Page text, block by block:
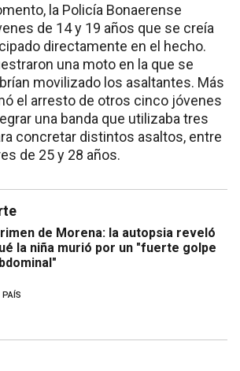
la Policía Bonaerense
de 14 y 19 años que se creía
directamente en el hecho.
una moto en la que se
movilizado los asaltantes. Más
el arresto de otros cinco jóvenes
una banda que utilizaba tres
concretar distintos asaltos, entre
de 25 y 28 años.
de Morena: la autopsia reveló
la niña murió por un "fuerte golpe
PAÍS